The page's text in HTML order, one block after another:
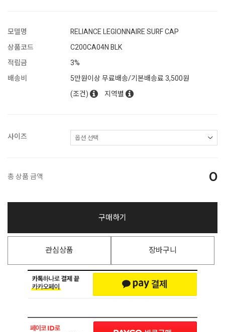
모델명
RELIANCE LEGIONNAIRE SURF CAP
상품코드
C200CA04N BLK
적립금
3%
배송비
5만원이상 무료배송/기본배송료 3,500원
(조건)
지역별
사이즈
총 상품 금액 0
구매하기
관심상품 장바구니